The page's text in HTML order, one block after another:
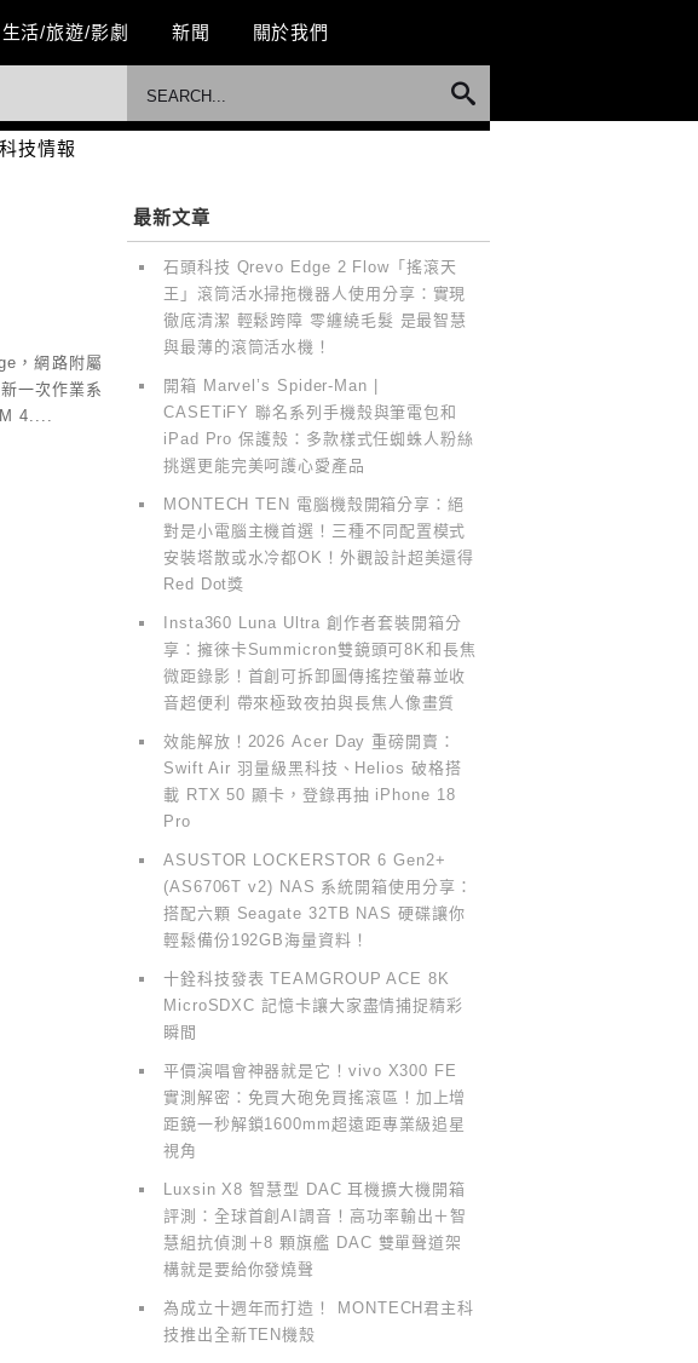
生活/旅遊/影劇 新聞 關於我們
技情報
，網路附屬
一次作業系
4....
最新文章
石頭科技 Qrevo Edge 2 Flow「搖滾天
王」滾筒活水掃拖機器人使用分享：實現
徹底清潔 輕鬆跨障 零纏繞毛髮 是最智慧
與最薄的滾筒活水機！
開箱 Marvel’s Spider-Man |
CASETiFY 聯名系列手機殼與筆電包和
iPad Pro 保護殼：多款樣式任蜘蛛人粉絲
挑選更能完美呵護心愛產品
MONTECH TEN 電腦機殼開箱分享：絕
對是小電腦主機首選！三種不同配置模式
安裝塔散或水冷都OK！外觀設計超美還得
Red Dot獎
Insta360 Luna Ultra 創作者套裝開箱分
享：擁徠卡Summicron雙鏡頭可8K和長焦
微距錄影！首創可拆卸圖傳搖控螢幕並收
音超便利 帶來極致夜拍與長焦人像畫質
效能解放！2026 Acer Day 重磅開賣：
Swift Air 羽量級黑科技、Helios 破格搭
載 RTX 50 顯卡，登錄再抽 iPhone 18
Pro
ASUSTOR LOCKERSTOR 6 Gen2+
(AS6706T v2) NAS 系統開箱使用分享：
搭配六顆 Seagate 32TB NAS 硬碟讓你
輕鬆備份192GB海量資料！
十銓科技發表 TEAMGROUP ACE 8K
MicroSDXC 記憶卡讓大家盡情捕捉精彩
瞬間
平價演唱會神器就是它！vivo X300 FE
實測解密：免買大砲免買搖滾區！加上增
距鏡一秒解鎖1600mm超遠距專業級追星
視角
Luxsin X8 智慧型 DAC 耳機擴大機開箱
評測：全球首創AI調音！高功率輸出＋智
慧組抗偵測＋8 顆旗艦 DAC 雙單聲道架
構就是要給你發燒聲
為成立十週年而打造！ MONTECH君主科
技推出全新TEN機殼